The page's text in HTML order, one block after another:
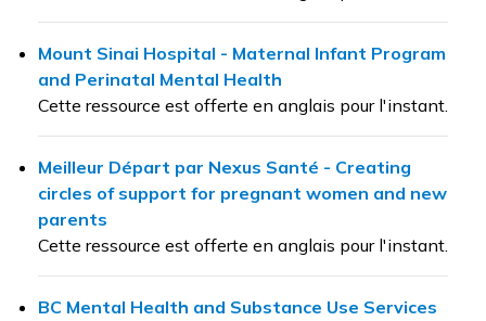
Mount Sinai Hospital - Maternal Infant Program
and Perinatal Mental Health
Cette ressource est offerte en anglais pour l'instant.
Meilleur Départ par Nexus Santé - Creating
circles of support for pregnant women and new
parents
Cette ressource est offerte en anglais pour l'instant.
BC Mental Health and Substance Use Services